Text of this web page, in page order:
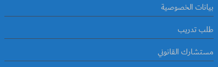
بيانات الخصوصية
طلب تدريب
مستشارك القانوني